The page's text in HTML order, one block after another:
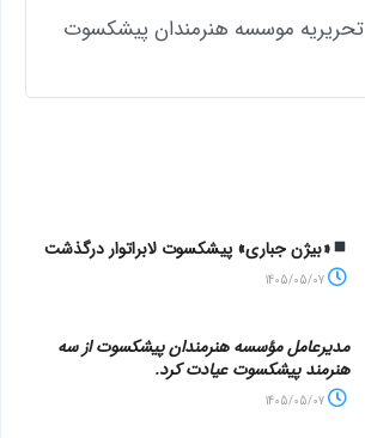
تحریریه موسسه هنرمندان پیشکسوت
«بیژن جباری» پیشکسوت لابراتوار درگذشت
مدیرعامل مؤسسه هنرمندان پیشکسوت از سه
هنرمند پیشکسوت عیادت کرد.